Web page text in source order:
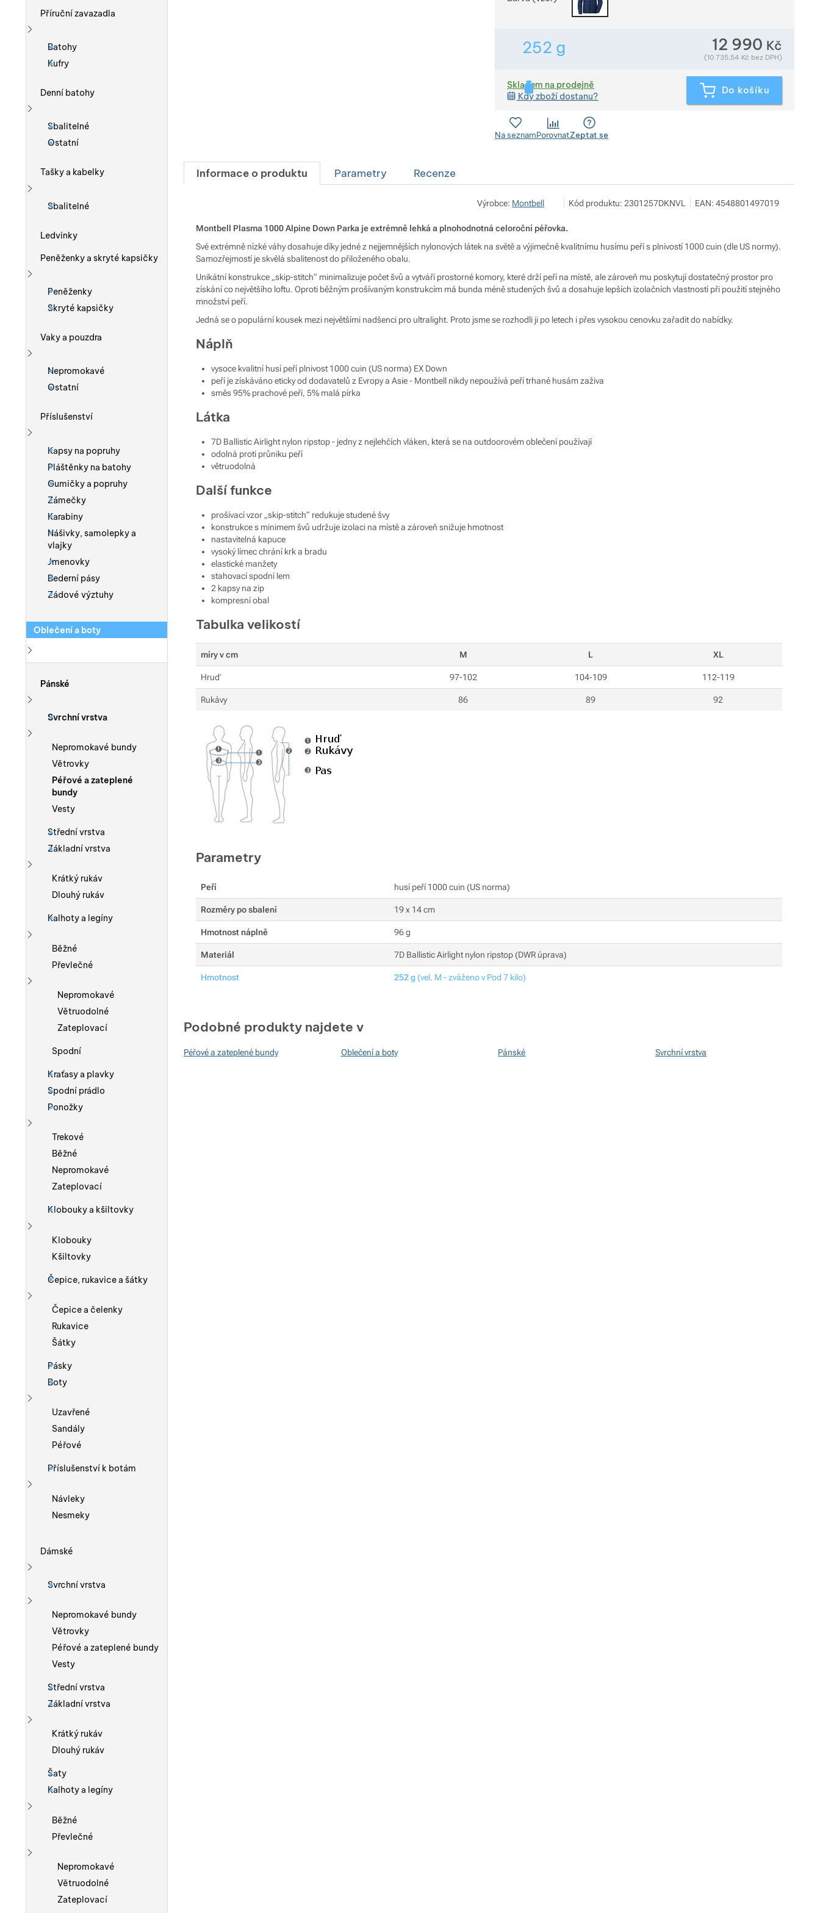
252 g Hmotnost v gramech. Téměř všechno zboží
12 990 Kč
(10 735,54 Kč bez DPH)
Skladem na prodejně
Kdy zboží dostanu?
Do košíku
Na seznamPorovnatZeptat se
Informace o produktu Parametry Recenze
Výrobce: Montbell Zobrazit více
Pod 7 kilo
Milady Horákové 546/50, 17000 Praha
https://www.pod7kilo.cz
Kód produktu: 2301257DKNVL EAN: 4548801497019
Montbell Plasma 1000 Alpine Down Parka je extrémně lehká a plnohodnotná celoroční péřovka.
Své extrémně nízké váhy dosahuje díky jedné z nejjemnějších nylonových látek na světě a výjimečně kvalitnímu husímu peří s plnivostí 1000 cuin (dle US normy).
Samozřejmostí je skvělá sbalitenost do přiloženého obalu.
Unikátní konstrukce „skip-stitch“ minimalizuje počet švů a vytváří prostorné komory, které drží peří na místě, ale zároveň mu poskytují dostatečný prostor pro
získání co největšího loftu. Oproti běžným prošívaným konstrukcím má bunda méně studených švů a dosahuje lepších izolačních vlastností při použití stejného
množství peří.
Jedná se o populární kousek mezi největšími nadšenci pro ultralight. Proto jsme se rozhodli ji po letech i přes vysokou cenovku zařadit do nabídky.
Náplň
vysoce kvalitní husí peří plnivost 1000 cuin (US norma) EX Down
peří je získáváno eticky od dodavatelů z Evropy a Asie - Montbell nikdy nepoužívá peří trhané husám zaživa
směs 95% prachové peří, 5% malá pírka
Látka
7D Ballistic Airlight nylon ripstop - jedny z nejlehčích vláken, která se na outdoorovém oblečení používají
odolná proti průniku peří
větruodolná
Další funkce
prošívací vzor „skip-stitch“ redukuje studené švy
konstrukce s minimem švů udržuje izolaci na místě a zároveň snižuje hmotnost
nastavitelná kapuce
vysoký límec chrání krk a bradu
elastické manžety
stahovací spodní lem
2 kapsy na zip
kompresní obal
Tabulka velikostí
míry v cm M L XL
Hruď 97-102 104-109 112-119
Rukávy 86 89 92
Parametry
Peří husí peří 1000 cuin (US norma)
Rozměry po sbalení 19 x 14 cm
Hmotnost náplně 96 g
Materiál 7D Ballistic Airlight nylon ripstop (DWR úprava)
Hmotnost 252 g(vel. M - zváženo v Pod 7 kilo)
Podobné produkty najdete v
Péřové a zateplené bundy Oblečení a boty Pánské Svrchní vrstva
Příruční zavazadla
Zobrazit více
Batohy
Kufry
Denní batohy
Zobrazit více
Sbalitelné
Ostatní
Tašky a kabelky
Zobrazit více
Sbalitelné
Ledvinky
Peněženky a skryté kapsičky
Zobrazit více
Peněženky
Skryté kapsičky
Vaky a pouzdra
Zobrazit více
Nepromokavé
Ostatní
Příslušenství
Kapsy na popruhy
Pláštěnky na batohy
Gumičky a popruhy
Zámečky
Karabiny
Nášivky, samolepky a
vlajky
Jmenovky
Bederní pásy
Zádové výztuhy
Oblečení a boty
Pánské
Zobrazit více
Svrchní vrstva
Zobrazit více
Nepromokavé bundy
Větrovky
Péřové a zateplené
bundy
Vesty
Střední vrstva
Základní vrstva
Zobrazit více
Krátký rukáv
Dlouhý rukáv
Kalhoty a legíny
Zobrazit více
Běžné
Převlečné
Zobrazit více
Nepromokavé
Větruodolné
Zateplovací
Spodní
Kraťasy a plavky
Spodní prádlo
Ponožky
Zobrazit více
Trekové
Běžné
Nepromokavé
Zateplovací
Klobouky a kšiltovky
Zobrazit více
Klobouky
Kšiltovky
Čepice, rukavice a šátky
Zobrazit více
Čepice a čelenky
Rukavice
Šátky
Pásky
Boty
Zobrazit více
Uzavřené
Sandály
Péřové
Příslušenství k botám
Zobrazit více
Návleky
Nesmeky
Dámské
Zobrazit více
Svrchní vrstva
Zobrazit více
Nepromokavé bundy
Větrovky
Péřové a zateplené bundy
Vesty
Střední vrstva
Základní vrstva
Zobrazit více
Krátký rukáv
Dlouhý rukáv
Šaty
Kalhoty a legíny
Zobrazit více
Běžné
Převlečné
Zobrazit více
Nepromokavé
Větruodolné
Zateplovací